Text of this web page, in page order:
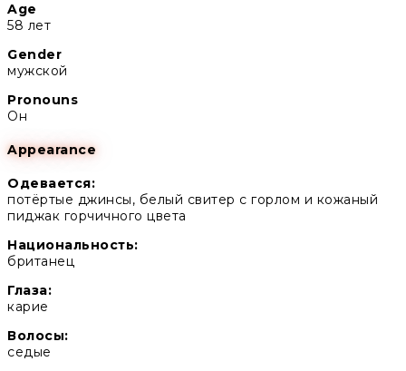
Age
58 лет
Gender
мужской
Pronouns
Он
Appearance
Одевается:
потёртые джинсы, белый свитер с горлом и кожаный
пиджак горчичного цвета
Национальность:
британец
Глаза:
карие
Волосы:
седые